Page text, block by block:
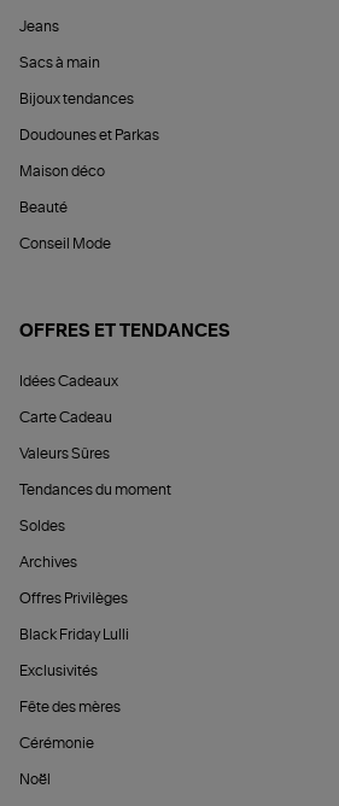
Jeans
Sacs à main
Bijoux tendances
Doudounes et Parkas
Maison déco
Beauté
Conseil Mode
OFFRES ET TENDANCES
Idées Cadeaux
Carte Cadeau
Valeurs Sûres
Tendances du moment
Soldes
Archives
Offres Privilèges
Black Friday Lulli
Exclusivités
Fête des mères
Cérémonie
Noël